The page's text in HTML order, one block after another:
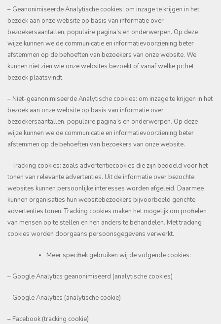
– Geanonimiseerde Analytische cookies: om inzage te krijgen in het
bezoek aan onze website op basis van informatie over
bezoekersaantallen, populaire pagina’s en onderwerpen. Op deze
wijze kunnen we de communicatie en informatievoorziening beter
afstemmen op de behoeften van bezoekers van onze website. We
kunnen niet zien wie onze websites bezoekt of vanaf welke pc het
bezoek plaatsvindt.
– Niet-geanonimiseerde Analytische cookies: om inzage te krijgen in het
bezoek aan onze website op basis van informatie over
bezoekersaantallen, populaire pagina’s en onderwerpen. Op deze
wijze kunnen we de communicatie en informatievoorziening beter
afstemmen op de behoeften van bezoekers van onze website.
– Tracking cookies: zoals advertentiecookies die zijn bedoeld voor het
tonen van relevante advertenties. Uit de informatie over bezochte
websites kunnen persoonlijke interesses worden afgeleid. Daarmee
kunnen organisaties hun websitebezoekers bijvoorbeeld gerichte
advertenties tonen. Tracking cookies maken het mogelijk om profielen
van mensen op te stellen en hen anders te behandelen. Met tracking
cookies worden doorgaans persoonsgegevens verwerkt.
Meer specifiek gebruiken wij de volgende cookies:
– Google Analytics geanonimiseerd (analytische cookies)
– Google Analytics (analytische cookie)
– Facebook (tracking cookie)